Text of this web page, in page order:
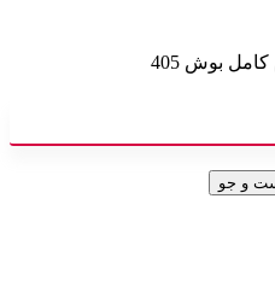
بوش 405
و جو